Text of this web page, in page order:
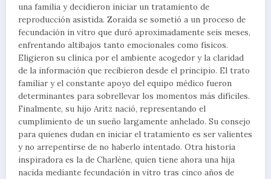
una familia y decidieron iniciar un tratamiento de
reproducción asistida. Zoraida se sometió a un proceso de
fecundación in vitro que duró aproximadamente seis meses,
enfrentando altibajos tanto emocionales como físicos.
Eligieron su clínica por el ambiente acogedor y la claridad
de la información que recibieron desde el principio. El trato
familiar y el constante apoyo del equipo médico fueron
determinantes para sobrellevar los momentos más difíciles.
Finalmente, su hijo Aritz nació, representando el
cumplimiento de un sueño largamente anhelado. Su consejo
para quienes dudan en iniciar el tratamiento es ser valientes
y no arrepentirse de no haberlo intentado. Otra historia
inspiradora es la de Charlène, quien tiene ahora una hija
nacida mediante fecundación in vitro tras cinco años de